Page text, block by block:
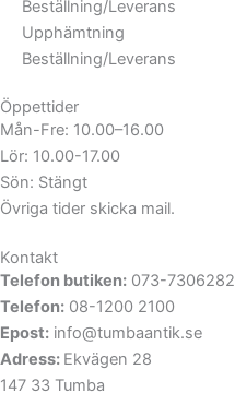
Beställning/Leverans
Upphämtning
Beställning/Leverans
Öppettider
Mån-Fre: 10.00–16.00
Lör: 10.00-17.00
Sön: Stängt
Övriga tider skicka mail.
Kontakt
Telefon butiken: 073-7306282
Telefon: 08-1200 2100
Epost: info@tumbaantik.se
Adress: Ekvägen 28
147 33 Tumba